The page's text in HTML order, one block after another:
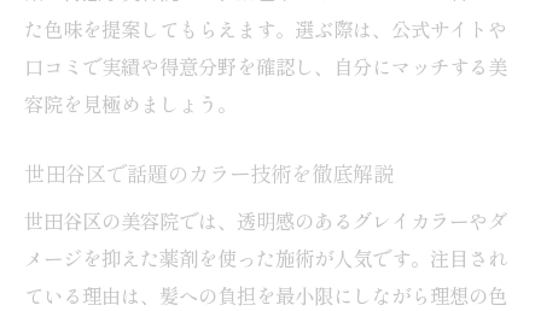
た色味を提案してもらえます。選ぶ際は、公式サイトや
口コミで実績や得意分野を確認し、自分にマッチする美
容院を見極めましょう。
世田谷区で話題のカラー技術を徹底解説
世田谷区の美容院では、透明感のあるグレイカラーやダ
メージを抑えた薬剤を使った施術が人気です。注目され
ている理由は、髪への負担を最小限にしながら理想の色